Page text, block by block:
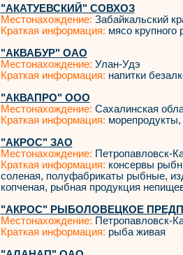
"АКАТУЕВСКИЙ" СОВХОЗ
Местонахождение: Забайкальский
Краткая информация: мясо крупного
"АКВАБУР" ОАО
Местонахождение: Улан-Удэ
Краткая информация: напитки
"АКВАПРО" ООО
Местонахождение: Сахалинская
Краткая информация:
"АКРОС" ЗАО
Местонахождение: Петропавловск-
Краткая информация: консервы
соленая, полуфабрикаты рыбные,
копченая, рыбная продукция
"АКРОС" РЫБОЛОВЕЦКОЕ
Местонахождение: Петропавловск-
Краткая информация: рыба живая